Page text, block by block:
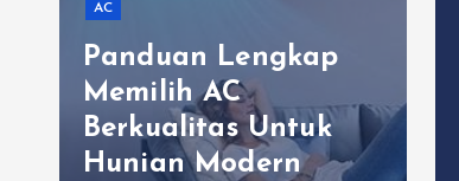
AC
Panduan Lengkap
Memilih AC
Berkualitas Untuk
Hunian Modern